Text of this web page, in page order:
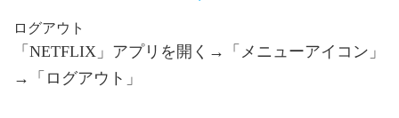
ログアウト
「NETFLIX」アプリを開く→「メニューアイコン」
→「ログアウト」